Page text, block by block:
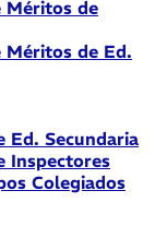
Méritos de
de Ed.
Ed. Secundaria
Inspectores
Colegiados